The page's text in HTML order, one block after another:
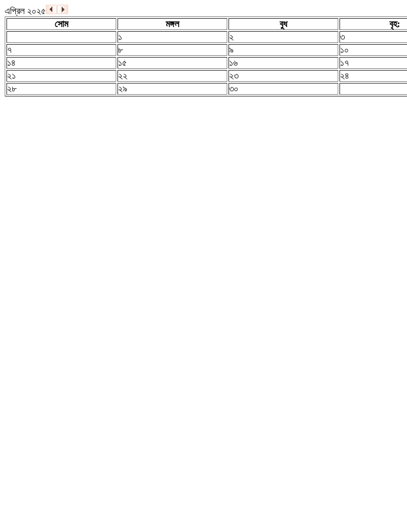
এপ্রিল ২০২৫
সোম
মঙ্গল বুধ বৃহ:
১
২ ৩
৭
৮ ৯ ১০
১৪
১৫ ১৬ ১৭
২১
২২ ২৩ ২৪
২৮
২৯ ৩০